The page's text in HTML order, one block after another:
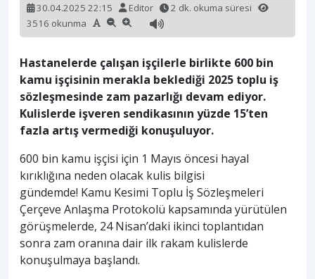
30.04.2025 22:15 Editor
2 dk. okuma süresi
3516 okunma
Hastanelerde çalışan işçilerle birlikte 600 bin
kamu işçisinin merakla beklediği 2025 toplu iş
sözleşmesinde zam pazarlığı devam ediyor.
Kulislerde işveren sendikasının yüzde 15’ten
fazla artış vermediği konuşuluyor.
600 bin kamu işçisi için 1 Mayıs öncesi hayal
kırıklığına neden olacak kulis bilgisi
gündemde! Kamu Kesimi Toplu İş Sözleşmeleri
Çerçeve Anlaşma Protokolü kapsamında yürütülen
görüşmelerde, 24 Nisan’daki ikinci toplantıdan
sonra zam oranına dair ilk rakam kulislerde
konuşulmaya başlandı.